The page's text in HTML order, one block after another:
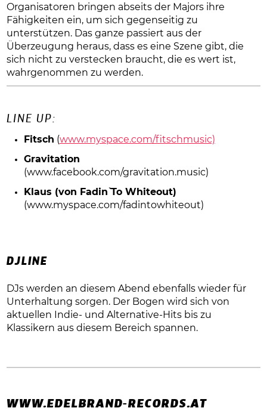
Organisatoren bringen abseits der Majors ihre
Fähigkeiten ein, um sich gegenseitig zu
unterstützen. Das ganze passiert aus der
Überzeugung heraus, dass es eine Szene gibt, die
sich nicht zu verstecken braucht, die es wert ist,
wahrgenommen zu werden.
LINE UP:
Fitsch (www.myspace.com/fitschmusic)
Gravitation
(www.facebook.com/gravitation.music)
Klaus (von Fadin` To Whiteout)
(www.myspace.com/fadintowhiteout)
DJLINE
DJs werden an diesem Abend ebenfalls wieder für
Unterhaltung sorgen. Der Bogen wird sich von
aktuellen Indie- und Alternative-Hits bis zu
Klassikern aus diesem Bereich spannen.
WWW.EDELBRAND-RECORDS.AT